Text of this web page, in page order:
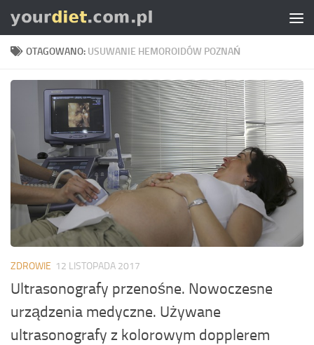
Skip to content
OTAGOWANO: USUWANIE HEMOROIDÓW POZNAŃ
ZDROWIE 12 LISTOPADA 2017
Ultrasonografy przenośne. Nowoczesne
urządzenia medyczne. Używane
ultrasonografy z kolorowym dopplerem